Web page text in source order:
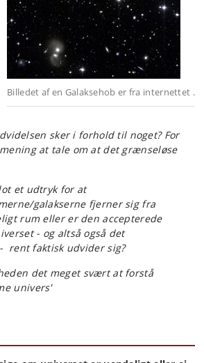
Billedet af en Galaksehob er fra internettet .
sker i forhold til noget? For
at tale om at det grænseløse
et udtryk for at
galakserne fjerner sig fra
rum eller er den accepterede
- og altså også det
rent faktisk udvider sig?
det meget svært at forstå
univers'